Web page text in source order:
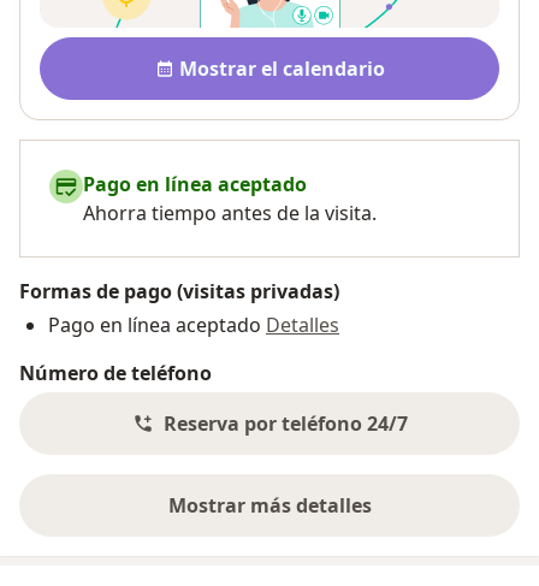
Disponibilidad
Mostrar el calendario
Pago en línea aceptado
Ahorra tiempo antes de la visita.
Formas de pago (visitas privadas)
Pago en línea aceptado Detalles
Número de teléfono
Reserva por teléfono 24/7
Mostrar más detalles
sobre la dirección